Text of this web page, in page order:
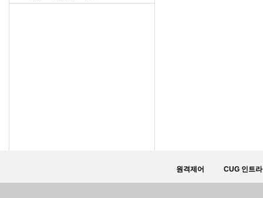
원격제어 CUG 인트